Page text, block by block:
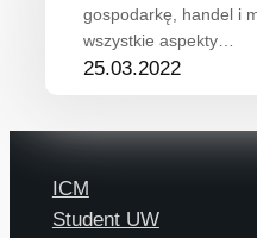
gospodarkę, handel i
wszystkie aspekty…
25.03.2022
ICM
Student UW